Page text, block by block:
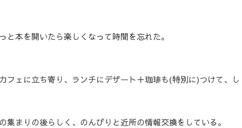
本を開いたら楽しくなって時間を忘れた。
フェに立ち寄り、ランチにデザート＋珈琲も(特別に)つけて、し
まりの後らしく、のんびりと近所の情報交換をしている。